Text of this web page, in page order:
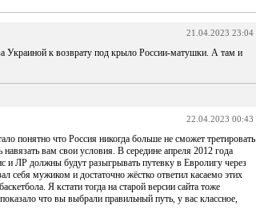
21.04.2023 23:04
Украиной к возврату под крыло России-матушки. А там и
22.04.2023 00:43
понятно что Россия никогда больше не сможет третировать
вам свои условия. В середине апреля 2012 года
ЛР должны будут разыгрывать путевку в Евролигу через
себя мужиком и достаточно жёстко ответил касаемо этих
Я кстати тогда на старой версии сайта тоже
что вы выбрали правильный путь, у вас классное,